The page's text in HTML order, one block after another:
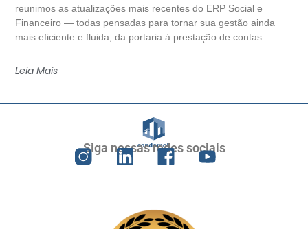
reunimos as atualizações mais recentes do ERP Social e
Financeiro — todas pensadas para tornar sua gestão ainda
mais eficiente e fluida, da portaria à prestação de contas.
Leia Mais
Siga nossas redes sociais